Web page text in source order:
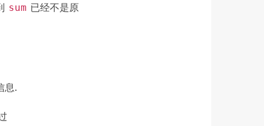
sum 已经不是原
息.